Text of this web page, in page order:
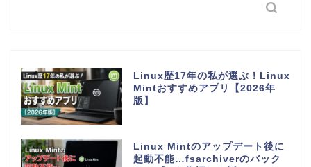
Linux歴17年の私が選ぶ！Linux
Mintおすすめアプリ【2026年
版】
Linux Mintのアップデート後に
起動不能…fsarchiverのバック